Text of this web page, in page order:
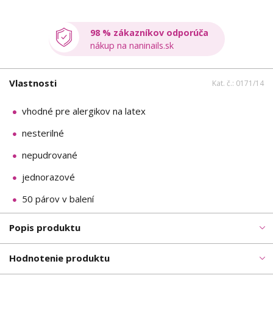
98 % zákazníkov odporúča
nákup na naninails.sk
Vlastnosti Kat. č.: 0171/14
vhodné pre alergikov na latex
nesterilné
nepudrované
jednorazové
50 párov v balení
Popis produktu
Hodnotenie produktu